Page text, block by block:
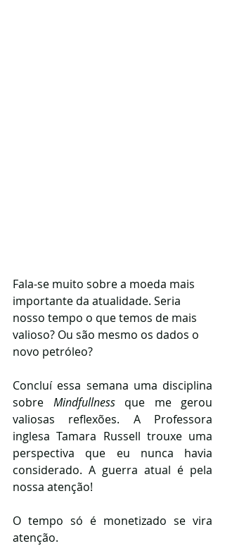
Fala-se muito sobre a moeda mais
importante da atualidade. Seria
nosso tempo o que temos de mais
valioso? Ou são mesmo os dados o
novo petróleo?
Concluí essa semana uma disciplina
sobre Mindfullness que me gerou
valiosas reflexões. A Professora
inglesa Tamara Russell trouxe uma
perspectiva que eu nunca havia
considerado. A guerra atual é pela
nossa atenção!
O tempo só é monetizado se vira
atenção.